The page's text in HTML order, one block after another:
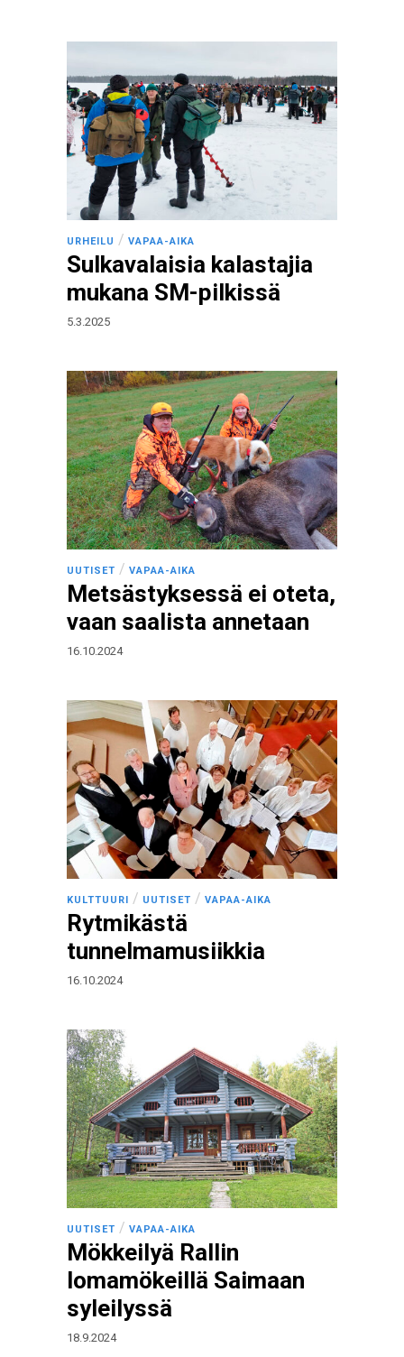
URHEILU / VAPAA-AIKA
Sulkavalaisia kalastajia
mukana SM-pilkissä
5.3.2025
UUTISET / VAPAA-AIKA
Metsästyksessä ei oteta,
vaan saalista annetaan
16.10.2024
KULTTUURI / UUTISET / VAPAA-AIKA
Rytmikästä
tunnelmamusiikkia
16.10.2024
UUTISET / VAPAA-AIKA
Mökkeilyä Rallin
lomamökeillä Saimaan
syleilyssä
18.9.2024